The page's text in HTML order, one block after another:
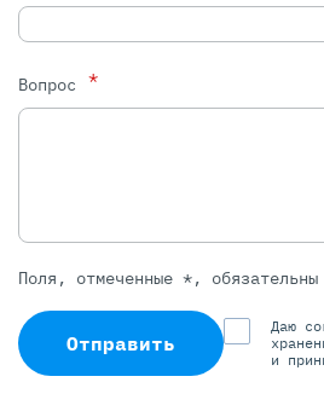
Вопрос *
Поля, отмеченные *, обязательны
Отправить
Даю
и